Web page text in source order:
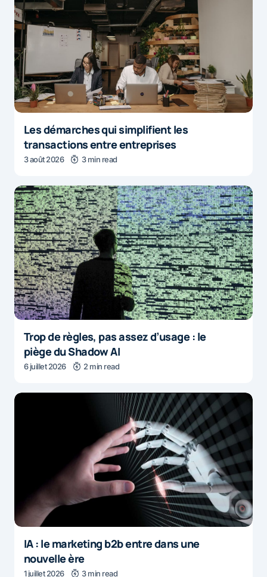
Les démarches qui simplifient les
transactions entre entreprises
3 août 2026 3 min read
Trop de règles, pas assez d’usage : le
piège du Shadow AI
6 juillet 2026 2 min read
IA : le marketing b2b entre dans une
nouvelle ère
1 juillet 2026 3 min read